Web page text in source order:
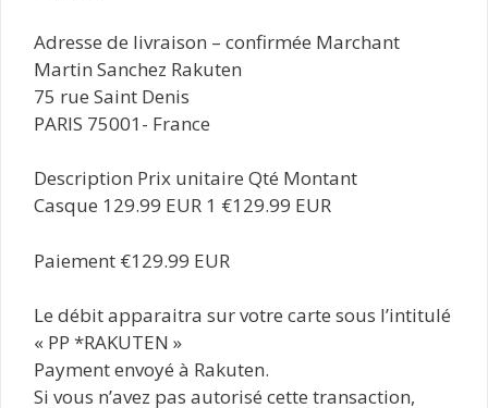
Adresse de livraison – confirmée Marchant
Martin Sanchez Rakuten
75 rue Saint Denis
PARIS 75001- France
Description Prix unitaire Qté Montant
Casque 129.99 EUR 1 €129.99 EUR
Paiement €129.99 EUR
Le débit apparaitra sur votre carte sous l’intitulé
« PP *RAKUTEN »
Payment envoyé à Rakuten.
Si vous n’avez pas autorisé cette transaction,